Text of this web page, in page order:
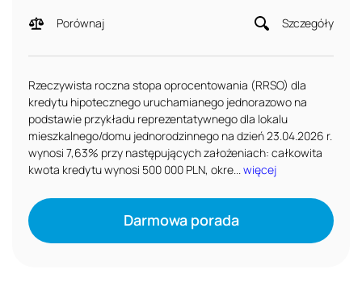
Porównaj Szczegóły
Rzeczywista roczna stopa oprocentowania (RRSO) dla
kredytu hipotecznego uruchamianego jednorazowo na
podstawie przykładu reprezentatywnego dla lokalu
mieszkalnego/domu jednorodzinnego na dzień 23.04.2026 r.
wynosi 7,63% przy następujących założeniach: całkowita
kwota kredytu wynosi 500 000 PLN, okre...
więcej
Darmowa porada